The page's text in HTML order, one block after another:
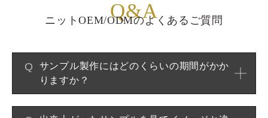
Q&A
ニットOEM/ODMのよくあるご質問
Q
サンプル製作にはどのくらいの期間がかか
りますか？